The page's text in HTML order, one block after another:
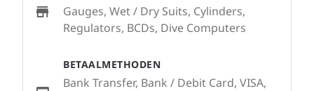
Gauges, Wet / Dry Suits, Cylinders,
Regulators, BCDs, Dive Computers
BETAALMETHODEN
Bank Transfer, Bank / Debit Card, VISA,